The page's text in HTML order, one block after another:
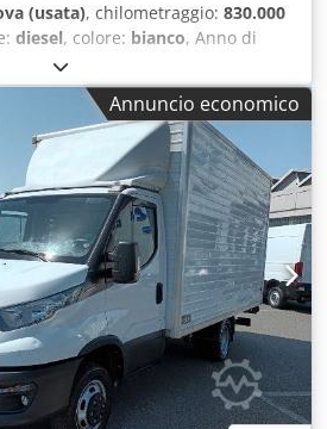
(usata), chilometraggio: 830.000
diesel, colore: bianco, Anno di
STRALIS 260S36 ANNO 2014 EURO
8,30X2,55XH2,65 CON
SCOPRI KM 830000 CAMBIO
INTELLIGENTE GOMME NUOVE
DI FINANZIAMENTO IN
Annuncio economico